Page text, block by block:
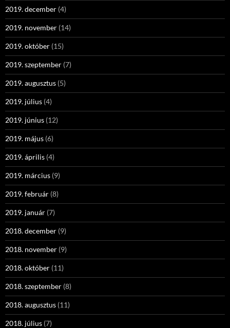
2019. december (4)
2019. november (14)
2019. október (15)
2019. szeptember (7)
2019. augusztus (5)
2019. július (4)
2019. június (12)
2019. május (6)
2019. április (4)
2019. március (9)
2019. február (8)
2019. január (7)
2018. december (9)
2018. november (9)
2018. október (11)
2018. szeptember (8)
2018. augusztus (11)
2018. július (7)